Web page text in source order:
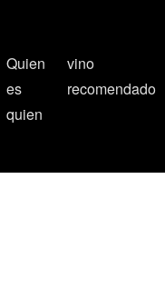
Quien
es
quien
vino
recomendado